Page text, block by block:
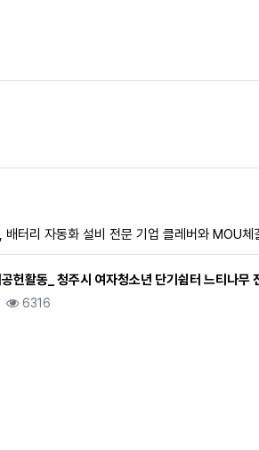
터리 자동화 설비 전문 기업 클레버와 MOU
헌활동_ 청주시 여자청소년 단기쉼터 느티나무
조회
6316